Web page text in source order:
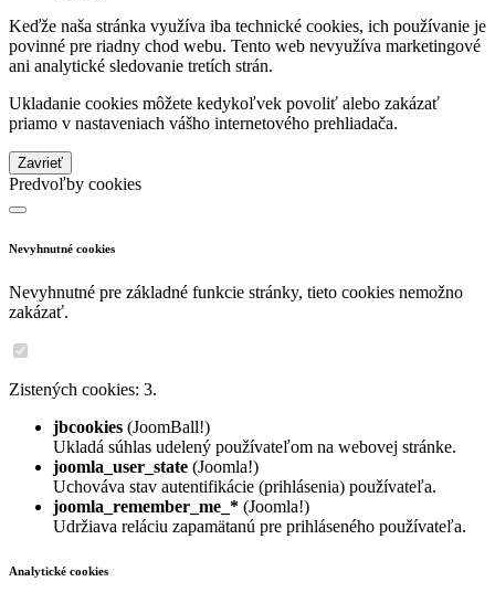
Keďže naša stránka využíva iba technické cookies, ich používanie je
povinné pre riadny chod webu. Tento web nevyužíva marketingové
ani analytické sledovanie tretích strán.
Ukladanie cookies môžete kedykoľvek povoliť alebo zakázať
priamo v nastaveniach vášho internetového prehliadača.
Zavrieť
Predvoľby cookies
Nevyhnutné cookies
Nevyhnutné pre základné funkcie stránky, tieto cookies nemožno
zakázať.
Zistených cookies: 3.
jbcookies (JoomBall!)
Ukladá súhlas udelený používateľom na webovej stránke.
joomla_user_state (Joomla!)
Uchováva stav autentifikácie (prihlásenia) používateľa.
joomla_remember_me_* (Joomla!)
Udržiava reláciu zapamätanú pre prihláseného používateľa.
Analytické cookies